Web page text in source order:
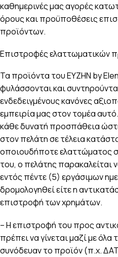
καθημερινές μας αγορές
όρους και προϋποθέσεις
προϊόντων.
Επιστροφές ελαττωματικών
Τα προϊόντα του ΕΥΖΗΝ by
φυλάσσονται και
ενδεδειγμένους κανόνες
εμπειρία μας στον τομέα
κάθε δυνατή προσπάθεια
στον πελάτη σε τέλεια
οποιουδήποτε ελαττώματος
του, ο πελάτης παρακαλείται
εντός πέντε (5) εργάσιμων
δρομολογηθεί είτε η
επιστροφή των χρημάτων.
– Η επιστροφή του προς
πρέπει να γίνεται μαζί με
συνόδευαν το προϊόν (π.χ.